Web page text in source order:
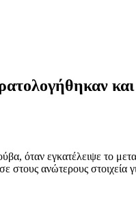
και
όταν εγκατέλειψε το
ανώτερους στοιχεία